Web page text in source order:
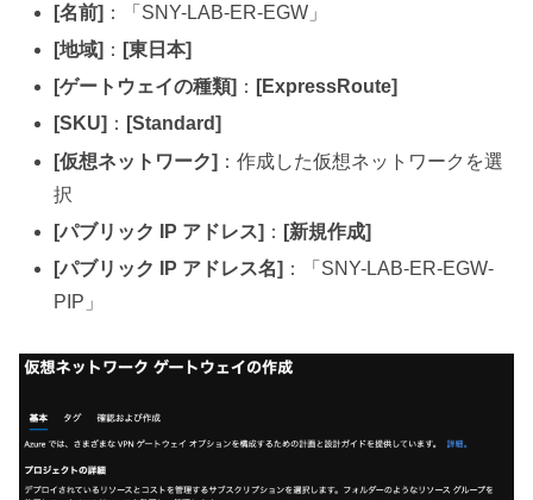
[名前] ：「SNY-LAB-ER-EGW」
[地域] ： [東日本]
[ゲートウェイの種類] ： [ExpressRoute]
[SKU] ： [Standard]
[仮想ネットワーク] ：作成した仮想ネットワークを選
択
[パブリック IP アドレス] ： [新規作成]
[パブリック IP アドレス名] ：「SNY-LAB-ER-EGW-
PIP」